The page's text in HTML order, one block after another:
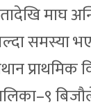
माघ
समस्या
प्राथमिक